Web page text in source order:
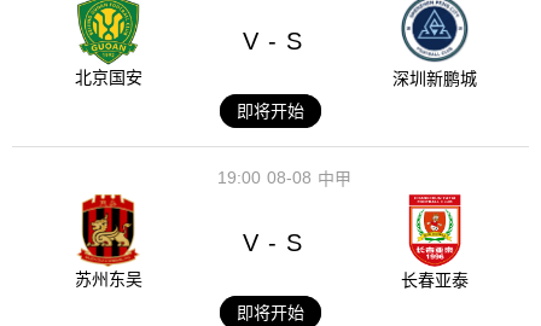
北京国安
V - S
深圳新鹏城
即将开始
08-08
19:00 中甲
苏州东吴
V - S
长春亚泰
即将开始